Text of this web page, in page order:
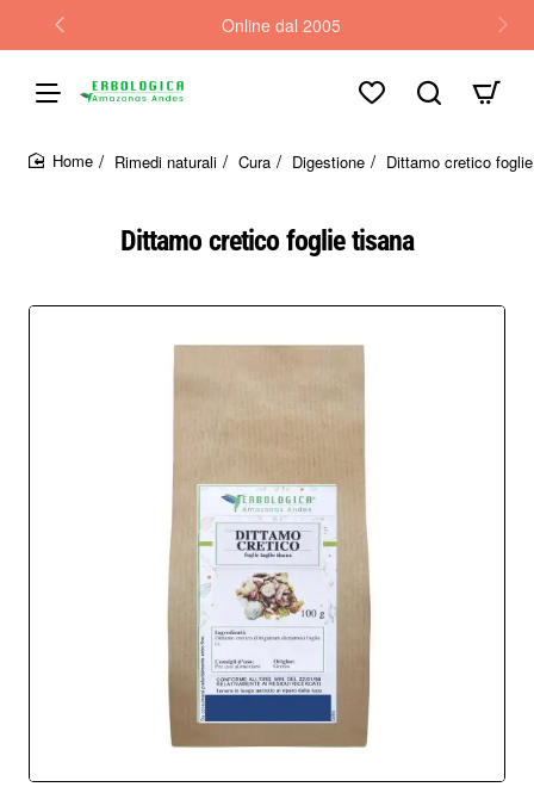
Online dal 2005
Dittamo cretico foglie tisana
Rimedi naturali Cura Digestione Dittamo cretico